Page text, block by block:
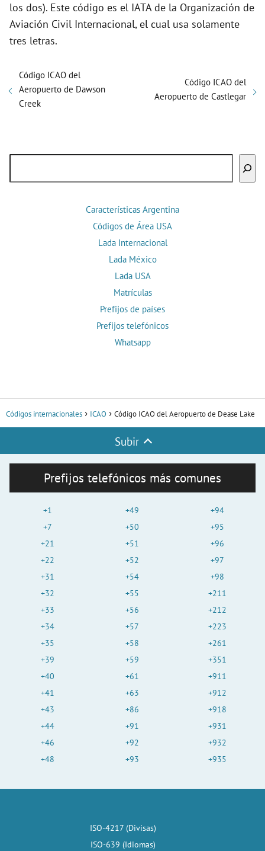
los dos). Este código es el IATA de la Organización de
Aviación Civil Internacional, el cual usa solamente
tres letras.
Código ICAO del
Aeropuerto de Dawson
Creek
Código ICAO del
Aeropuerto de Castlegar
Características Argentina
Códigos de Área USA
Lada Internacional
Lada México
Lada USA
Matrículas
Prefijos de países
Prefijos telefónicos
Whatsapp
Códigos internacionales ICAO Código ICAO del Aeropuerto de Dease Lake
Subir
Prefijos telefónicos más comunes
+1
+7
+21
+22
+31
+32
+33
+34
+35
+39
+40
+41
+43
+44
+46
+48
+49
+50
+51
+52
+54
+55
+56
+57
+58
+59
+61
+63
+86
+91
+92
+93
+94
+95
+96
+97
+98
+211
+212
+223
+261
+351
+911
+912
+918
+931
+932
+935
ISO-4217 (Divisas)
ISO-639 (Idiomas)